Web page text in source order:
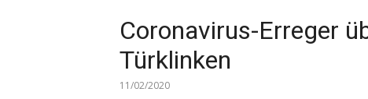
Coronavirus-Erreger
Türklinken
11/02/2020